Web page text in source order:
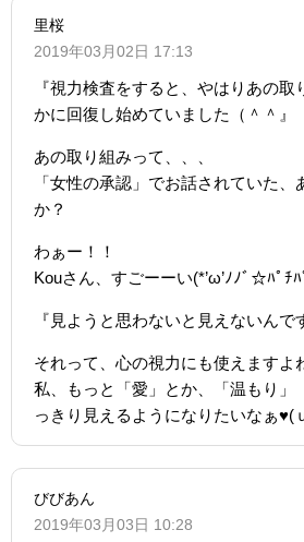
里桜
2019年03月02日 17:13
『視力検査をすると、やはりあの取
かに回復し始めていました（＾＾』
あの取り組みって、、、
「女性の承認」でお話されていた、
か？
わぁー！！
Kouさん、すごーーい(*’ω’ﾉﾉﾞ☆ﾊﾟﾁﾊ
『見ようと思わないと見えないんで
それって、心の視力にも使えますよ
私、もっと「愛」とか、「温もり」
っきり見えるようになりたいなぁ♥️(
びびあん
2019年03月03日 10:28